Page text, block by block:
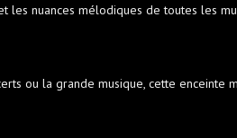
les nuances mélodiques de toutes les
ou la grande musique, cette